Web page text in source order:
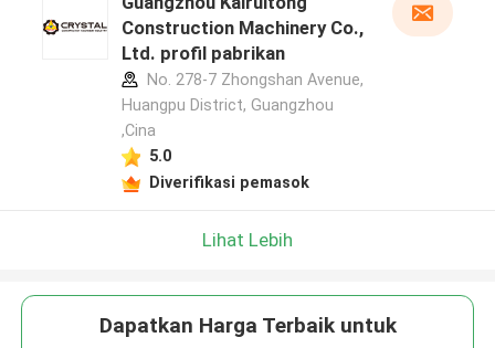
Construction Machinery Co.,
Ltd. profil pabrikan
No. 278-7 Zhongshan Avenue,
Huangpu District, Guangzhou
,Cina
5.0
Diverifikasi pemasok
Lihat Lebih
Dapatkan Harga Terbaik untuk